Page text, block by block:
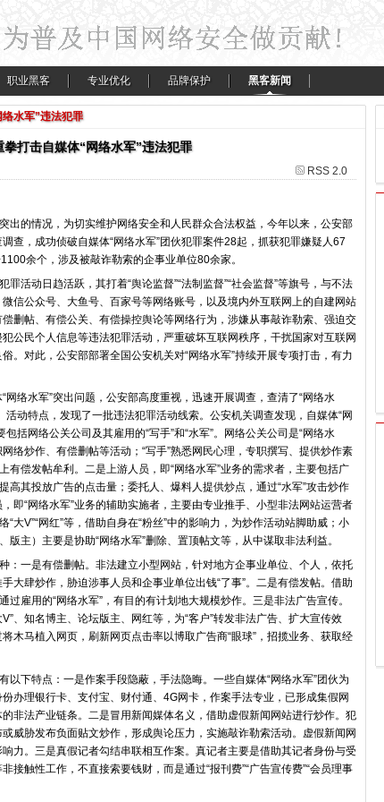
职业黑客 专业优化 品牌保护 黑客新闻
水军”违法犯罪
拳打击自媒体“网络水军”违法犯罪
RSS 2.0
出的情况，为切实维护网络安全和人民群众合法权益，今年以来，公安部
查，成功侦破自媒体“网络水军”团伙犯罪案件28起，抓获犯罪嫌疑人67
余个，涉及被敲诈勒索的企事业单位80余家。
活动日趋活跃，其打着“舆论监督”“法制监督”“社会监督”等旗号，与不法
信公众号、大鱼号、百家号等网络账号，以及境内外互联网上的自建网站
删帖、有偿公关、有偿操控舆论等网络行为，涉嫌从事敲诈勒索、强迫交
公民个人信息等违法犯罪活动，严重破坏互联网秩序，干扰国家对互联网
。对此，公安部部署全国公安机关对“网络水军”持续开展专项打击，有力
络水军”突出问题，公安部高度重视，迅速开展调查，查清了“网络水
动特点，发现了一批违法犯罪活动线索。公安机关调查发现，自媒体“网
括网络公关公司及其雇用的“写手”和“水军”。网络公关公司是“网络水
络炒作、有偿删帖等活动；“写手”熟悉网民心理，专职撰写、提供炒作素
有偿发帖牟利。二是上游人员，即“网络水军”业务的需求者，主要包括广
高其投放广告的点击量；委托人、爆料人提供炒点，通过“水军”攻击炒作
即“网络水军”业务的辅助实施者，主要由专业推手、小型非法网站运营者
大V”“网红”等，借助自身在“粉丝”中的影响力，为炒作活动站脚助威；小
版主）主要是协助“网络水军”删除、置顶帖文等，从中谋取非法利益。
：一是有偿删帖。非法建立小型网站，针对地方企事业单位、个人，依托
大肆炒作，胁迫涉事人员和企事业单位出钱“了事”。二是有偿发帖。借助
过雇用的“网络水军”，有目的有计划地大规模炒作。三是非法广告宣传。
、知名博主、论坛版主、网红等，为“客户”转发非法广告、扩大宣传效
木马植入网页，刷新网页点击率以博取广告商“眼球”，招揽业务、获取经
以下特点：一是作案手段隐蔽，手法隐晦。一些自媒体“网络水军”团伙为
办理银行卡、支付宝、财付通、4G网卡，作案手法专业，已形成集假网
非法产业链条。二是冒用新闻媒体名义，借助虚假新闻网站进行炒作。犯
威胁发布负面贴文炒作，形成舆论压力，实施敲诈勒索活动。虚假新闻网
响力。三是真假记者勾结串联相互作案。真记者主要是借助其记者身份与受
接触性工作，不直接索要钱财，而是通过“报刊费”“广告宣传费”“会员理事